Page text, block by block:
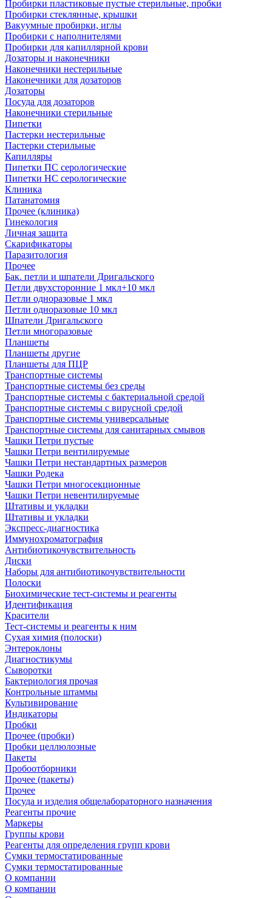
Пробирки пластиковые пустые стерильные, пробки
Пробирки стеклянные, крышки
Вакуумные пробирки, иглы
Пробирки с наполнителями
Пробирки для капиллярной крови
Дозаторы и наконечники
Наконечники нестерильные
Наконечники для дозаторов
Дозаторы
Посуда для дозаторов
Наконечники стерильные
Пипетки
Пастерки нестерильные
Пастерки стерильные
Капилляры
Пипетки ПС серологические
Пипетки НС серологические
Клиника
Патанатомия
Прочее (клиника)
Гинекология
Личная защита
Скарификаторы
Паразитология
Прочее
Бак. петли и шпатели Дригальского
Петли двухсторонние 1 мкл+10 мкл
Петли одноразовые 1 мкл
Петли одноразовые 10 мкл
Шпатели Дригальского
Петли многоразовые
Планшеты
Планшеты другие
Планшеты для ПЦР
Транспортные системы
Транспортные системы без среды
Транспортные системы с бактериальной средой
Транспортные системы с вирусной средой
Транспортные системы универсальные
Транспортные системы для санитарных смывов
Чашки Петри пустые
Чашки Петри вентилируемые
Чашки Петри нестандартных размеров
Чашки Родека
Чашки Петри многосекционные
Чашки Петри невентилируемые
Штативы и укладки
Штативы и укладки
Экспресс-диагностика
Иммунохроматография
Антибиотикочувствительность
Диски
Наборы для антибиотикочувствительности
Полоски
Биохимические тест-системы и реагенты
Идентификация
Красители
Тест-системы и реагенты к ним
Сухая химия (полоски)
Энтероклоны
Диагностикумы
Сыворотки
Бактериология прочая
Контрольные штаммы
Культивирование
Индикаторы
Пробки
Прочее (пробки)
Пробки целлюлозные
Пакеты
Пробоотборники
Прочее (пакеты)
Прочее
Посуда и изделия общелабораторного назначения
Реагенты прочие
Маркеры
Группы крови
Реагенты для определения групп крови
Сумки термостатированные
Сумки термостатированные
О компании
О компании